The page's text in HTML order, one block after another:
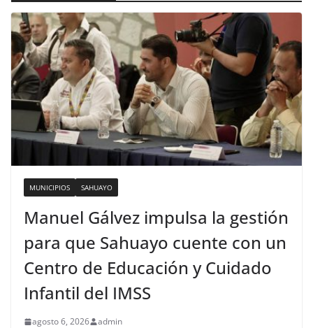
MUNICIPIOS SAHUAYO
Manuel Gálvez impulsa la gestión
para que Sahuayo cuente con un
Centro de Educación y Cuidado
Infantil del IMSS
agosto 6, 2026 admin